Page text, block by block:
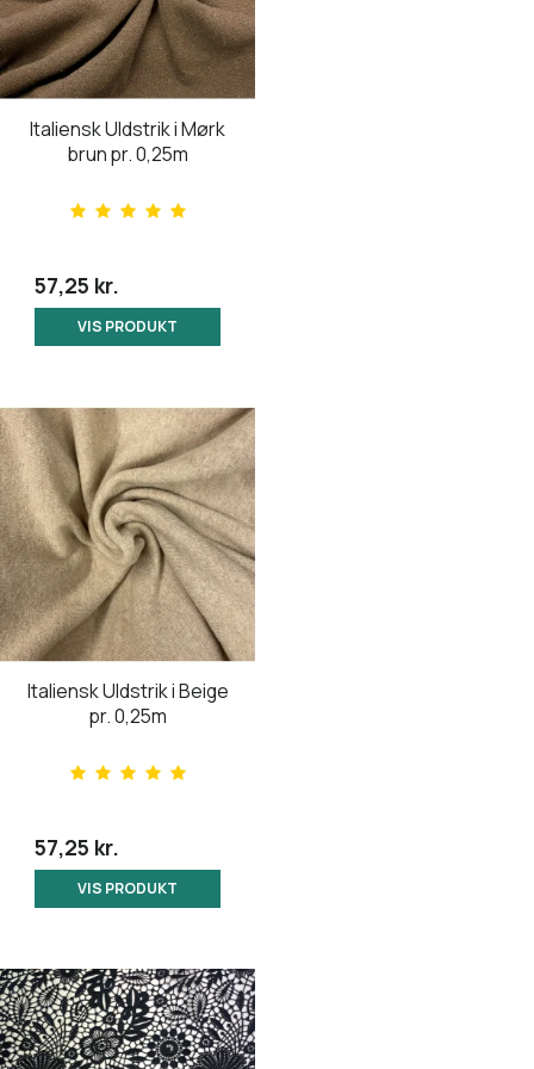
Italiensk Uldstrik i Mørk
brun pr. 0,25m
57,25 kr.
VIS PRODUKT
Italiensk Uldstrik i Beige
pr. 0,25m
57,25 kr.
VIS PRODUKT